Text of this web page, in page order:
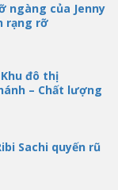
ngàng của Jenny
rạng rỡ
đô thị
– Chất lượng
Sachi quyến rũ